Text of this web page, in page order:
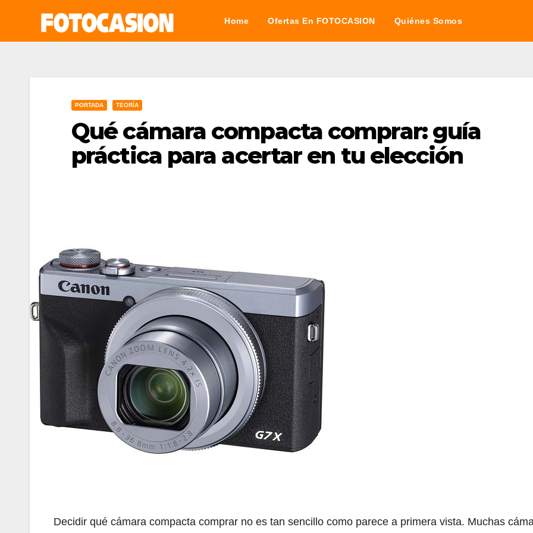
contenido
Home Ofertas En FOTOCASION Quiénes Somos
PORTADA TEORÍA
Qué cámara compacta comprar: guía
práctica para acertar en tu elección
Decidir qué cámara compacta comprar no es tan sencillo como parece a primera vista. Muchas